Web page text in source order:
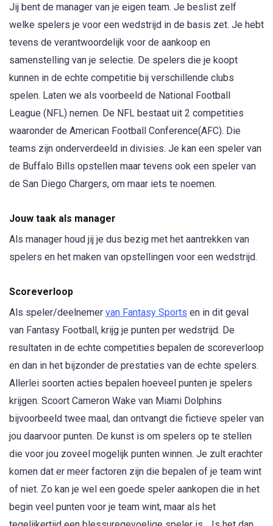
Jij bent de manager van je eigen team. Je beslist zelf
welke spelers je voor een wedstrijd in de basis zet. Je hebt
tevens de verantwoordelijk voor de aankoop en
samenstelling van je selectie. De spelers die je koopt
kunnen in de echte competitie bij verschillende clubs
spelen. Laten we als voorbeeld de National Football
League (NFL) nemen. De NFL bestaat uit 2 competities
waaronder de American Football Conference(AFC). Die
teams zijn onderverdeeld in divisies. Je kan een speler van
de Buffalo Bills opstellen maar tevens ook een speler van
de San Diego Chargers, om maar iets te noemen.
Jouw taak als manager
Als manager houd jij je dus bezig met het aantrekken van
spelers en het maken van opstellingen voor een wedstrijd.
Scoreverloop
Als speler/deelnemer van Fantasy Sports en in dit geval
van Fantasy Football, krijg je punten per wedstrijd. De
resultaten in de echte competities bepalen de scoreverloop
en dan in het bijzonder de prestaties van de echte spelers.
Allerlei soorten acties bepalen hoeveel punten je spelers
krijgen. Scoort Cameron Wake van Miami Dolphins
bijvoorbeeld twee maal, dan ontvangt die fictieve speler van
jou daarvoor punten. De kunst is om spelers op te stellen
die voor jou zoveel mogelijk punten winnen. Je zult erachter
komen dat er meer factoren zijn die bepalen of je team wint
of niet. Zo kan je wel een goede speler aankopen die in het
begin veel punten voor je team wint, maar als het